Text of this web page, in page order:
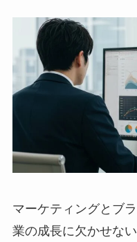
マーケティングとブ
業の成長に欠かせな